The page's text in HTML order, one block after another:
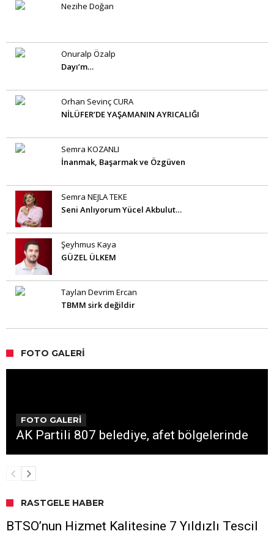
Nezihe Doğan
Onuralp Özalp
Dayı’m…
Orhan Sevinç CURA
NİLÜFER’DE YAŞAMANIN AYRICALIĞI
Semra KOZANLI
İnanmak, Başarmak ve Özgüven
Semra NEJLA TEKE
Seni Anlıyorum Yücel Akbulut…
Şeyhmus Kaya
GÜZEL ÜLKEM
Taylan Devrim Ercan
TBMM sirk değildir
FOTO GALERI
FOTO GALERİ
AK Partili 807 belediye, afet bölgelerinde
RASTGELE HABER
BTSO’nun Hizmet Kalitesine 7 Yıldızlı Tescil